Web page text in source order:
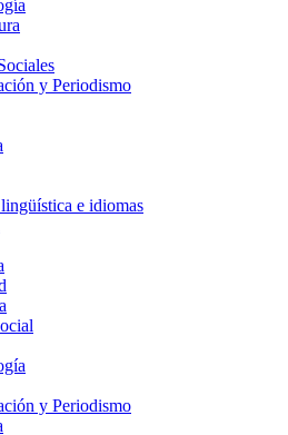
y Periodismo
e idiomas
y Periodismo